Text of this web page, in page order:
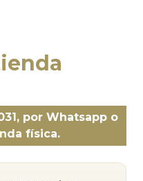
por Whatsapp o
física.